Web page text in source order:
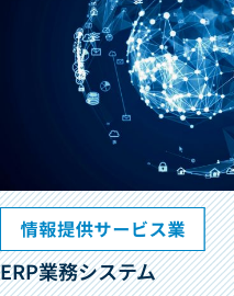
ERP業務システム